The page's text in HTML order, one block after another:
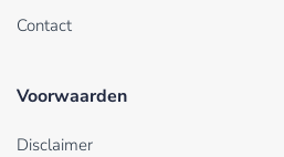
Contact
Voorwaarden
Disclaimer